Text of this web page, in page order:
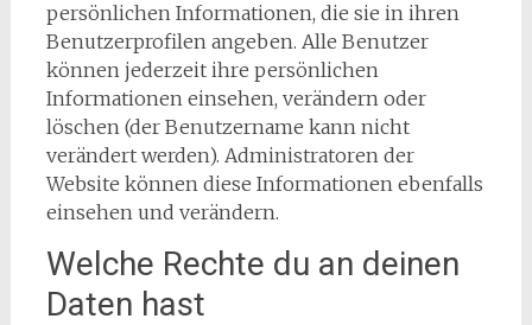
persönlichen Informationen, die sie in ihren
Benutzerprofilen angeben. Alle Benutzer
können jederzeit ihre persönlichen
Informationen einsehen, verändern oder
löschen (der Benutzername kann nicht
verändert werden). Administratoren der
Website können diese Informationen ebenfalls
einsehen und verändern.
Welche Rechte du an deinen
Daten hast